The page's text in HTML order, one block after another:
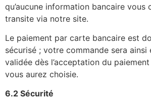
qu’aucune information bancaire vous
transite via notre site.
Le paiement par carte bancaire est
sécurisé ; votre commande sera ainsi
validée dès l’acceptation du
vous aurez choisie.
6.2 Sécurité